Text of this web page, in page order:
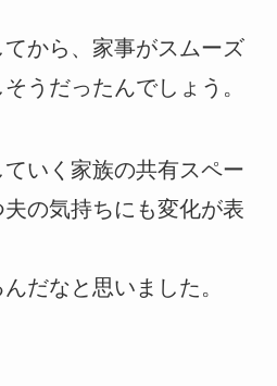
から、家事がスムーズ
うだったんでしょう。
いく家族の共有スペー
の気持ちにも変化が表
だなと思いました。